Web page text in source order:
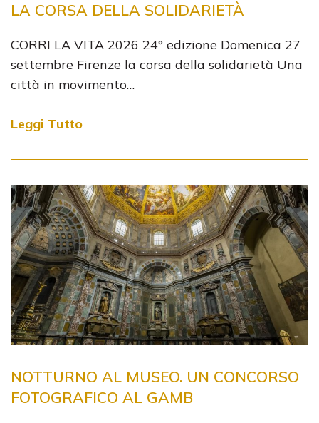
LA CORSA DELLA SOLIDARIETÀ
CORRI LA VITA 2026 24° edizione Domenica 27
settembre Firenze la corsa della solidarietà Una
città in movimento…
Leggi Tutto
NOTTURNO AL MUSEO. UN CONCORSO
FOTOGRAFICO AL GAMB